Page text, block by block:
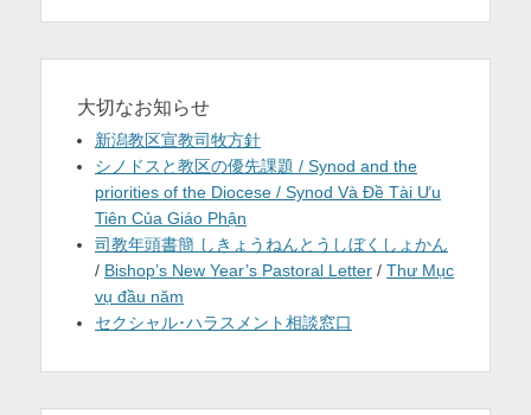
大切なお知らせ
新潟教区宣教司牧方針
シノドスと教区の優先課題 / Synod and the
priorities of the Diocese / Synod Và Đề Tài Ưu
Tiên Của Giáo Phận
司教年頭書簡 しきょうねんとうしぼくしょかん
/ Bishop’s New Year’s Pastoral Letter / Thư Mục
vụ đầu năm
セクシャル･ハラスメント相談窓口